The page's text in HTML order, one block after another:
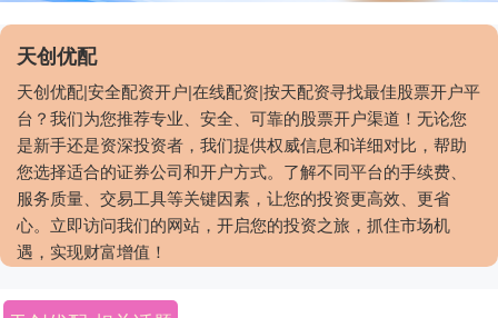
天创优配
天创优配|安全配资开户|在线配资|按天配资寻找最佳股票开户平
台？我们为您推荐专业、安全、可靠的股票开户渠道！无论您
是新手还是资深投资者，我们提供权威信息和详细对比，帮助
您选择适合的证券公司和开户方式。了解不同平台的手续费、
服务质量、交易工具等关键因素，让您的投资更高效、更省
心。立即访问我们的网站，开启您的投资之旅，抓住市场机
遇，实现财富增值！